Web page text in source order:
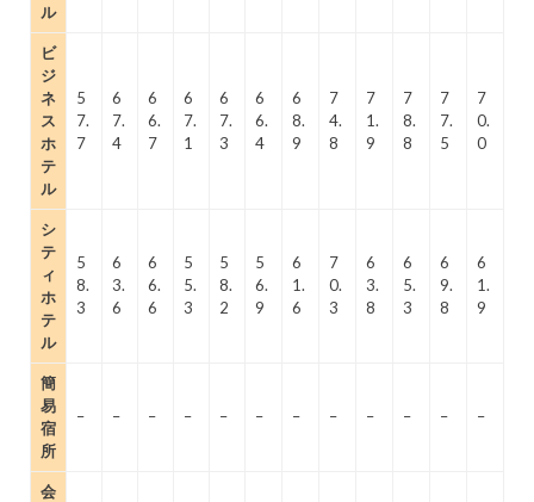
ル
ビ
ジ
ネ
ス
ホ
テ
ル
5
7.
7
6
7.
4
6
6.
7
6
7.
1
6
7.
3
6
6.
4
6
8.
9
7
4.
8
7
1.
9
7
8.
8
7
7.
5
7
0.
0
シ
テ
ィ
ホ
テ
ル
5
8.
3
6
3.
6
6
6.
6
5
5.
3
5
8.
2
5
6.
9
6
1.
6
7
0.
3
6
3.
8
6
5.
3
6
9.
8
6
1.
9
簡
易
宿
所
– – – – – – – – – – – –
会